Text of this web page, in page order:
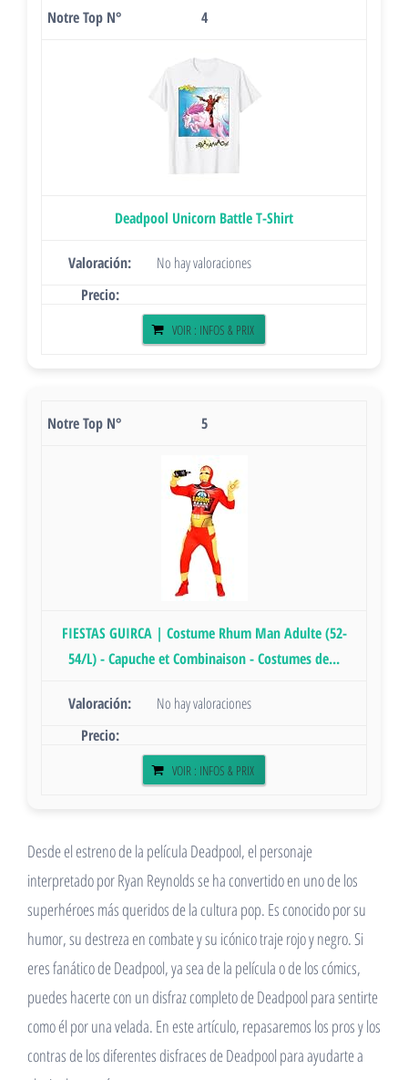
4
Deadpool Unicorn Battle T-Shirt
No hay valoraciones
VOIR : INFOS & PRIX
5
FIESTAS GUIRCA | Costume Rhum Man Adulte (52-
54/L) - Capuche et Combinaison - Costumes de...
No hay valoraciones
VOIR : INFOS & PRIX
Desde el estreno de la película Deadpool, el personaje
interpretado por Ryan Reynolds se ha convertido en uno de los
superhéroes más queridos de la cultura pop. Es conocido por su
humor, su destreza en combate y su icónico traje rojo y negro. Si
eres fanático de Deadpool, ya sea de la película o de los cómics,
puedes hacerte con un disfraz completo de Deadpool para sentirte
como él por una velada. En este artículo, repasaremos los pros y los
contras de los diferentes disfraces de Deadpool para ayudarte a